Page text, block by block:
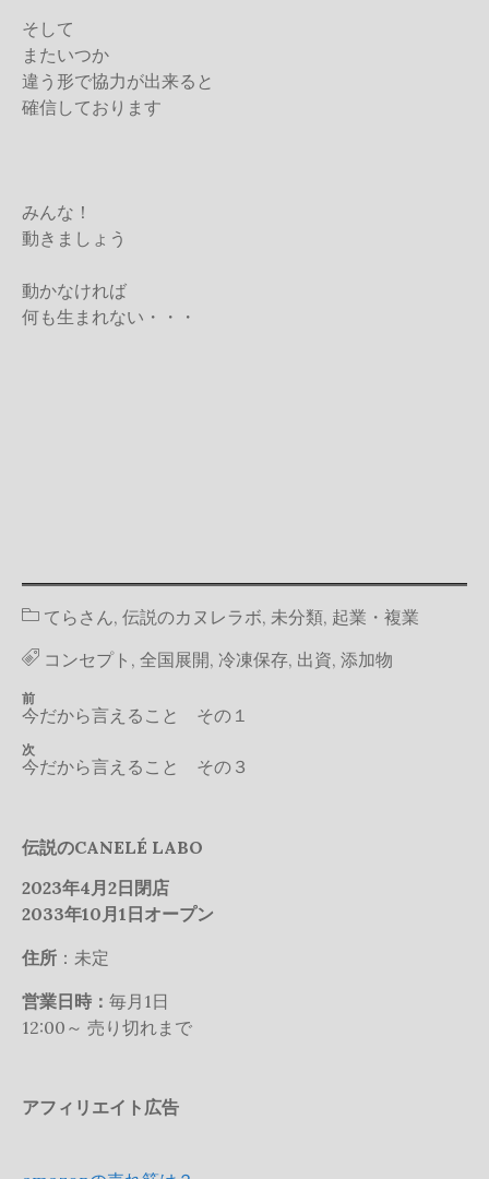
伝説のCANELÉ LABO
2023年4月2日閉店
2033年10月1日オープン
住所 ：未定
営業日時： 毎月1日
12:00～ 売り切れまで
アフィリエイト広告
そして
またいつか
違う形で協力が出来ると
確信しております
みんな！
動きましょう
動かなければ
何も生まれない・・・
カ
テ
ゴ
リ
てらさん, 伝説のカヌレラボ, 未分類, 起業・複業
タコンセプト , 全国展開, 冷凍保存, 出資, 添加物
投
稿
ナ
ー
シ
ョ
ン
前
の
投
稿
前
今だから言えること その１
次
の
次
今だから言えること その３